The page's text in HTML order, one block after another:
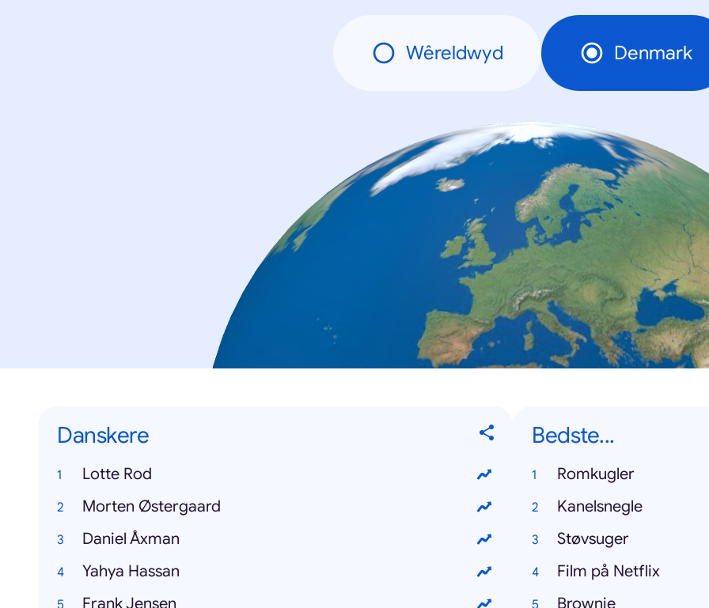
Wêreldwyd Denmark
Danskere
Lotte Rod
Morten Østergaard
Daniel Åxman
Yahya Hassan
Frank Jensen
Bedste...
Romkugler
Kanelsnegle
Støvsuger
Film på Netflix
Brownie